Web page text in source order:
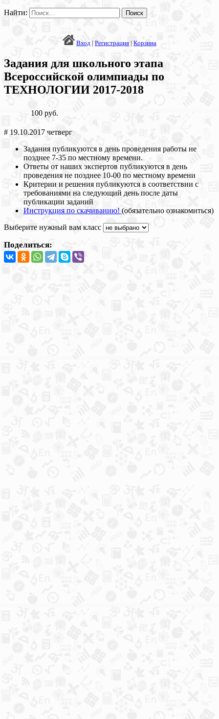
Найти:
Вход | Регистрация | Корзина
Задания для школьного этапа
Всероссийской олимпиады по
ТЕХНОЛОГИИ 2017-2018
100 руб.
# 19.10.2017 четверг
Задания публикуются в день проведения работы не
позднее 7-35 по местному времени.
Ответы от наших экспертов публикуются в день
проведения не позднее 10-00 по местному времени
Критерии и решения публикуются в соответствии с
требованиями на следующий день после даты
публикации заданий
Инструкция по скачиванию! (обязательно ознакомиться)
Выберите нужный вам класс
Поделиться: